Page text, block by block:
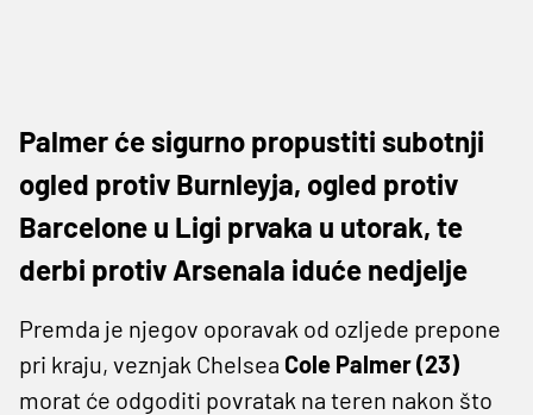
Palmer će sigurno propustiti subotnji
ogled protiv Burnleyja, ogled protiv
Barcelone u Ligi prvaka u utorak, te
derbi protiv Arsenala iduće nedjelje
Premda je njegov oporavak od ozljede prepone
pri kraju, veznjak Chelsea Cole Palmer (23)
morat će odgoditi povratak na teren nakon što